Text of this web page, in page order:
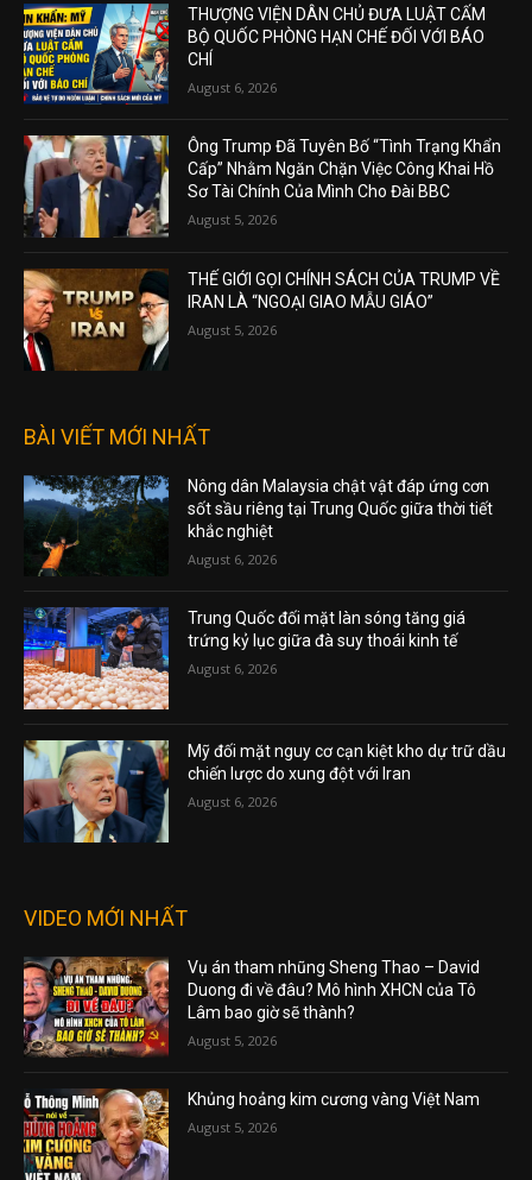
THƯỢNG VIỆN DÂN CHỦ ĐƯA LUẬT CẤM
BỘ QUỐC PHÒNG HẠN CHẾ ĐỐI VỚI BÁO
CHÍ
August 6, 2026
Ông Trump Đã Tuyên Bố “Tình Trạng Khẩn
Cấp” Nhằm Ngăn Chặn Việc Công Khai Hồ
Sơ Tài Chính Của Mình Cho Đài BBC
August 5, 2026
THẾ GIỚI GỌI CHÍNH SÁCH CỦA TRUMP VỀ
IRAN LÀ “NGOẠI GIAO MẪU GIÁO”
August 5, 2026
BÀI VIẾT MỚI NHẤT
Nông dân Malaysia chật vật đáp ứng cơn
sốt sầu riêng tại Trung Quốc giữa thời tiết
khắc nghiệt
August 6, 2026
Trung Quốc đối mặt làn sóng tăng giá
trứng kỷ lục giữa đà suy thoái kinh tế
August 6, 2026
Mỹ đối mặt nguy cơ cạn kiệt kho dự trữ dầu
chiến lược do xung đột với Iran
August 6, 2026
VIDEO MỚI NHẤT
Vụ án tham nhũng Sheng Thao – David
Duong đi về đâu? Mô hình XHCN của Tô
Lâm bao giờ sẽ thành?
August 5, 2026
Khủng hoảng kim cương vàng Việt Nam
August 5, 2026